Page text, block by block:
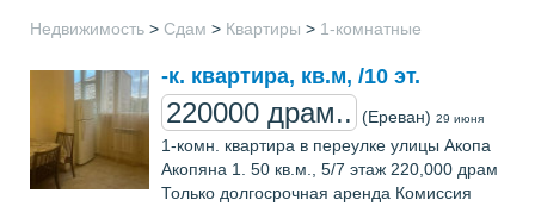
Недвижимость > Сдам > Квартиры > 1-комнатные
-к. квартира, кв.м, /10 эт.
220000 драм.. (Ереван) 29 июня
1-комн. квартира в переулке улицы Акопа
Акопяна 1. 50 кв.м., 5/7 этаж 220,000 драм
Только долгосрочная аренда Комиссия